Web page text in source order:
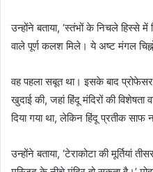
उन्होंने बताया, ‘स्तंभों के निचले हिस्से में
वाले पूर्ण कलश मिले। ये अष्ट मंगल
वह पहला सबूत था। इसके बाद प्रोफेसर
खुदाई की, जहां हिंदू मंदिरों की विशेषता
दिया गया था, लेकिन हिंदू प्रतीक
उन्होंने बताया, ‘टेराकोटा की मूर्तियां